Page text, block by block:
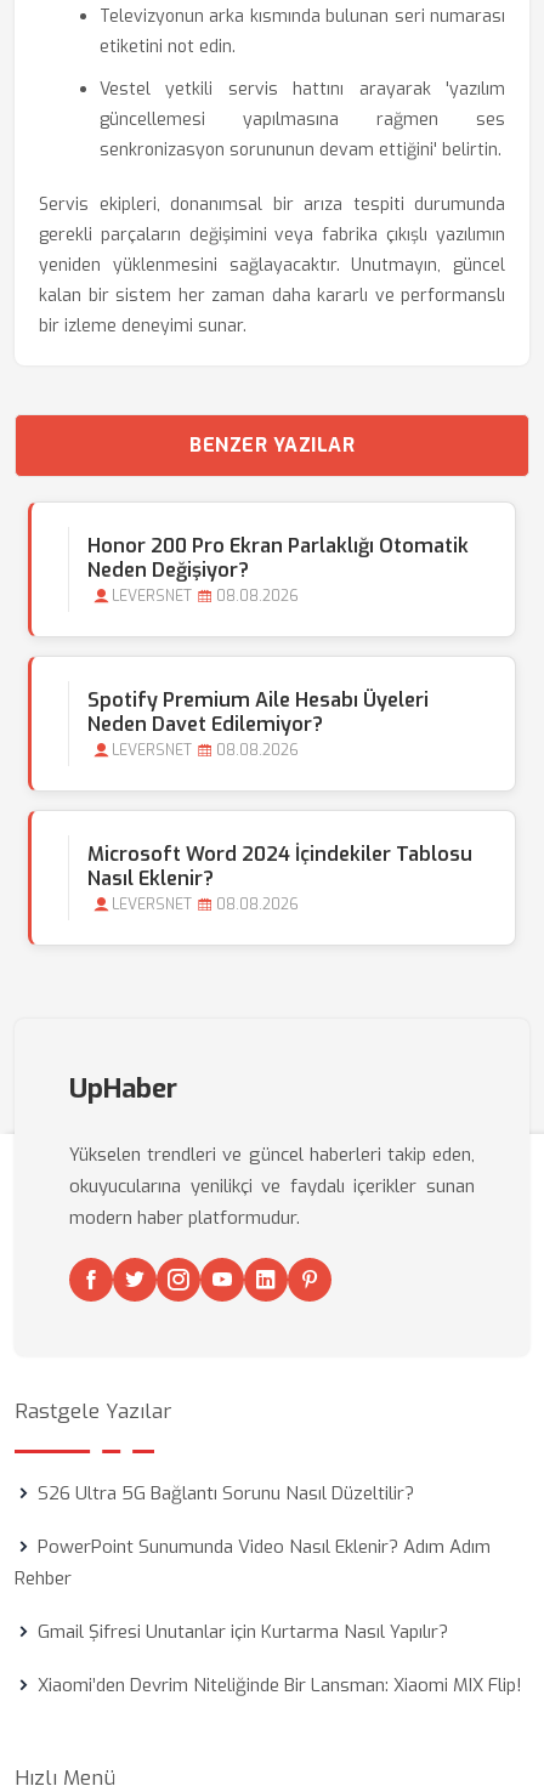
Televizyonun arka kısmında bulunan seri numarası
etiketini not edin.
Vestel yetkili servis hattını arayarak 'yazılım
güncellemesi yapılmasına rağmen ses
senkronizasyon sorununun devam ettiğini' belirtin.
Servis ekipleri, donanımsal bir arıza tespiti durumunda
gerekli parçaların değişimini veya fabrika çıkışlı yazılımın
yeniden yüklenmesini sağlayacaktır. Unutmayın, güncel
kalan bir sistem her zaman daha kararlı ve performanslı
bir izleme deneyimi sunar.
BENZER YAZILAR
Honor 200 Pro Ekran Parlaklığı Otomatik
Neden Değişiyor?
LEVERSNET 08.08.2026
Spotify Premium Aile Hesabı Üyeleri
Neden Davet Edilemiyor?
LEVERSNET 08.08.2026
Microsoft Word 2024 İçindekiler Tablosu
Nasıl Eklenir?
LEVERSNET 08.08.2026
UpHaber
Yükselen trendleri ve güncel haberleri takip eden,
okuyucularına yenilikçi ve faydalı içerikler sunan
modern haber platformudur.
Rastgele Yazılar
S26 Ultra 5G Bağlantı Sorunu Nasıl Düzeltilir?
PowerPoint Sunumunda Video Nasıl Eklenir? Adım Adım
Rehber
Gmail Şifresi Unutanlar için Kurtarma Nasıl Yapılır?
Xiaomi’den Devrim Niteliğinde Bir Lansman: Xiaomi MIX Flip!
Hızlı Menü